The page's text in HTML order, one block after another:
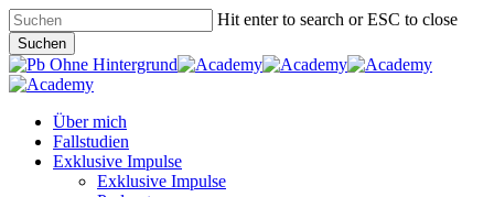
Skip
to
main
content
Hit enter to search or ESC to close
Suchen
Close
Search
Menu
Über mich
Fallstudien
Exklusive Impulse
Exklusive Impulse